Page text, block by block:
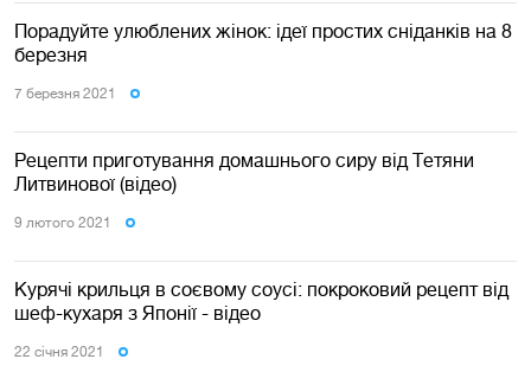
Порадуйте улюблених жінок: ідеї простих сніданків на 8
березня
7 березня 2021
Рецепти приготування домашнього сиру від Тетяни
Литвинової (відео)
9 лютого 2021
Курячі крильця в соєвому соусі: покроковий рецепт від
шеф-кухаря з Японії - відео
22 сiчня 2021